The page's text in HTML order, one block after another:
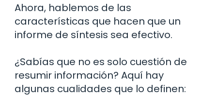
Ahora, hablemos de las
características que hacen que un
informe de síntesis sea efectivo.
¿Sabías que no es solo cuestión de
resumir información? Aquí hay
algunas cualidades que lo definen: